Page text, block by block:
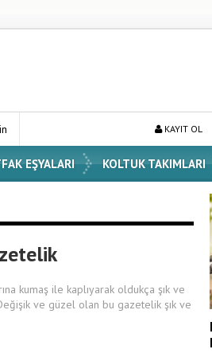
Değiştirecek En Şık Vazo Modelleri ve
KAYIT OL
EŞYALARI KOLTUK TAKIMLARI
kumaş ile kaplıyarak oldukça şık ve
ve güzel olan bu gazetelik şık ve